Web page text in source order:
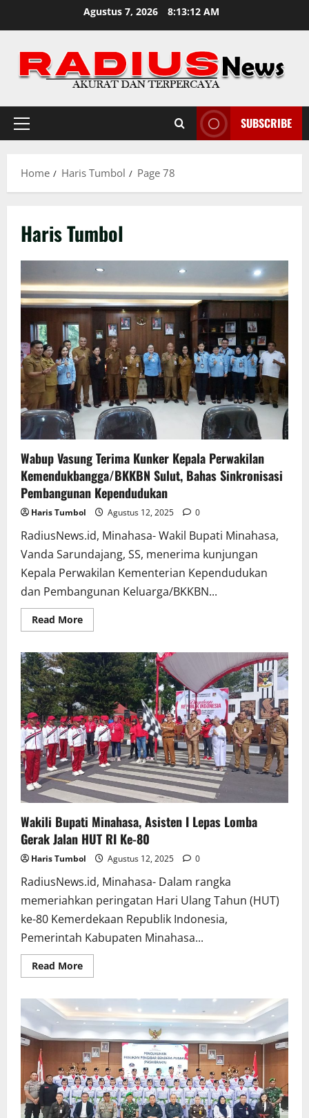
to
Agustus 7, 2026 8:13:14 AM
Primary
SUBSCRIBE
Home Haris Tumbol Page 78
Haris Tumbol
Wabup Vasung Terima Kunker Kepala Perwakilan
Kemendukbangga/BKKBN Sulut, Bahas Sinkronisasi
Pembangunan Kependudukan
Haris Tumbol Agustus 12, 2025 0
RadiusNews.id, Minahasa- Wakil Bupati Minahasa,
Vanda Sarundajang, SS, menerima kunjungan
Kepala Perwakilan Kementerian Kependudukan
dan Pembangunan Keluarga/BKKBN...
Read MoreRead
more
Vasung
Terima
Kunker
Kepala
Perwakilan
Kemendukbangga/BKKBN
Sulut,
Bahas
Sinkronisasi
Pembangunan
Kependudukan
Wakili Bupati Minahasa, Asisten I Lepas Lomba
Gerak Jalan HUT RI Ke-80
Haris Tumbol Agustus 12, 2025 0
RadiusNews.id, Minahasa- Dalam rangka
memeriahkan peringatan Hari Ulang Tahun (HUT)
ke-80 Kemerdekaan Republik Indonesia,
Pemerintah Kabupaten Minahasa...
Read MoreRead
more
Minahasa,
Asisten
I
Lepas
Lomba
Gerak
Jalan
HUT
RI
Ke-
80